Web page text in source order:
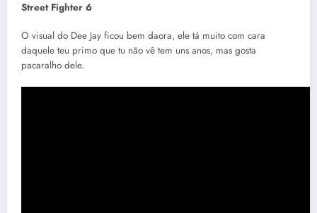
Street Fighter 6
O visual do Dee Jay ficou bem daora, ele tá muito com cara
daquele teu primo que tu não vê tem uns anos, mas gosta
pacaralho dele.